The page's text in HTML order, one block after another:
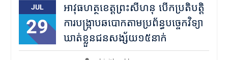
JUL
29
អាវុធហត្ថខេត្តព្រះសីហនុ បើកប្រតិបត្តិ
ការបង្ក្រាបឆបោកតាមប្រព័ន្ធបច្ចេកវិទ្យា
ឃាត់ខ្លួនជនសង្ស័យ១៥នាក់